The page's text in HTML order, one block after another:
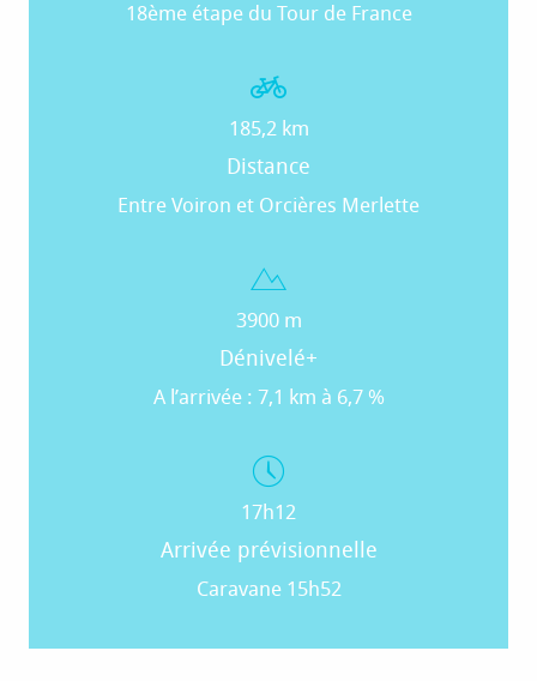
18ème étape du Tour de France
185,2 km
Distance
Entre Voiron et Orcières Merlette
3900 m
Dénivelé+
A l’arrivée : 7,1 km à 6,7 %
17h12
Arrivée prévisionnelle
Caravane 15h52